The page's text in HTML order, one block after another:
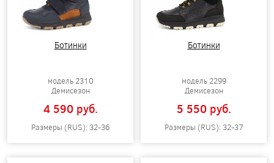
Ботинки
модель 2310
Демисезон
4 590 pуб.
Размеры (RUS): 32-36
Ботинки
модель 2299
Демисезон
5 550 pуб.
Размеры (RUS): 32-37